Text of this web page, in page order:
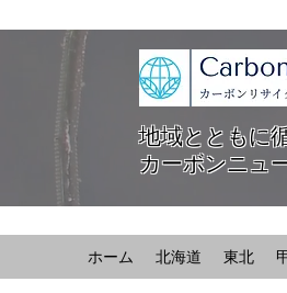
地域とともに
カーボンニュ
ホーム 北海道 東北